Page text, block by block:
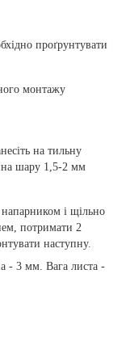
проґрунтувати
монтажу
на тильну
шару 1,5-2 мм
і щільно
потримати 2
наступну.
- 3 мм. Вага листа -